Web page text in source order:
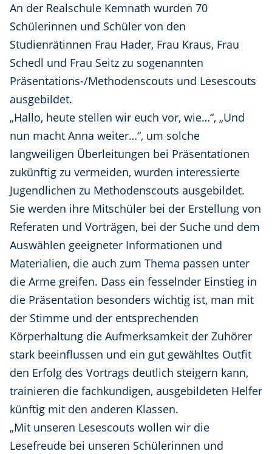
An der Realschule Kemnath wurden 70
Schülerinnen und Schüler von den
Studienrätinnen Frau Hader, Frau Kraus, Frau
Schedl und Frau Seitz zu sogenannten
Präsentations-/Methodenscouts und Lesescouts
ausgebildet.
„Hallo, heute stellen wir euch vor, wie…“, „Und
nun macht Anna weiter…“, um solche
langweiligen Überleitungen bei Präsentationen
zukünftig zu vermeiden, wurden interessierte
Jugendlichen zu Methodenscouts ausgebildet.
Sie werden ihre Mitschüler bei der Erstellung von
Referaten und Vorträgen, bei der Suche und dem
Auswählen geeigneter Informationen und
Materialien, die auch zum Thema passen unter
die Arme greifen. Dass ein fesselnder Einstieg in
die Präsentation besonders wichtig ist, man mit
der Stimme und der entsprechenden
Körperhaltung die Aufmerksamkeit der Zuhörer
stark beeinflussen und ein gut gewähltes Outfit
den Erfolg des Vortrags deutlich steigern kann,
trainieren die fachkundigen, ausgebildeten Helfer
künftig mit den anderen Klassen.
„Mit unseren Lesescouts wollen wir die
Lesefreude bei unseren Schülerinnen und